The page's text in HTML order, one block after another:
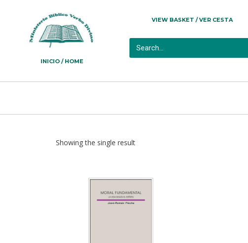
INICIO / HOME
VIEW BASKET / VER CESTA
Showing the single result